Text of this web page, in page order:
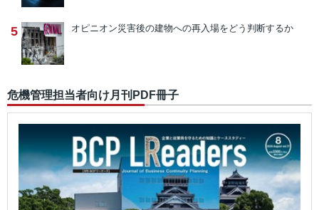
5 オピニオン災害後の建物への再入場をどう判断するか
危機管理担当者向け月刊PDF冊子